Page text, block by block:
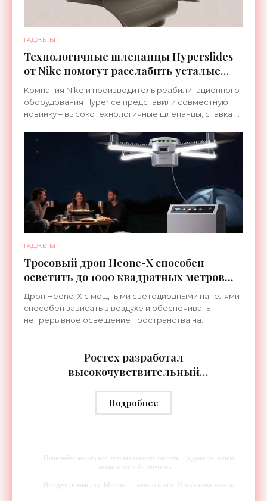
ГАДЖЕТЫ
Технологичные шлепанцы Hyperslides
от Nike помогут расслабить усталые
ноги после тренировки - «Гаджеты»
Компания Nike и производитель реабилитационного
оборудования Hyperice представили совместную
новинку – высокотехнологичные шлепанцы, ставка в
ГАДЖЕТЫ
Тросовый дрон Heone-X способен
осветить до 1000 квадратных метров
земли - «Беспилотники»
Дрон Heone-X с мощными светодиодными панелями
способен зависать в воздухе и обеспечивать
непрерывное освещение пространства на
Ростех разработал
высокочувствительный
дальностью распознавания до 2 км
- «Гаджеты»
Подробнее
-- Начинайте делать все, что вы можете сделать – и даже то, о чем
можете хотя бы мечтать.
-- Все дело в мыслях. Мысль — начало всего. И мыслями можно